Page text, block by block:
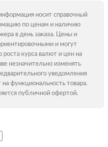
носит справочный
по ценам и наличию
в день заказа. Цены и
и могут
роста курса валют и цен на
незначительно изменять
уведомления
функциональность товара.
публичной офертой.